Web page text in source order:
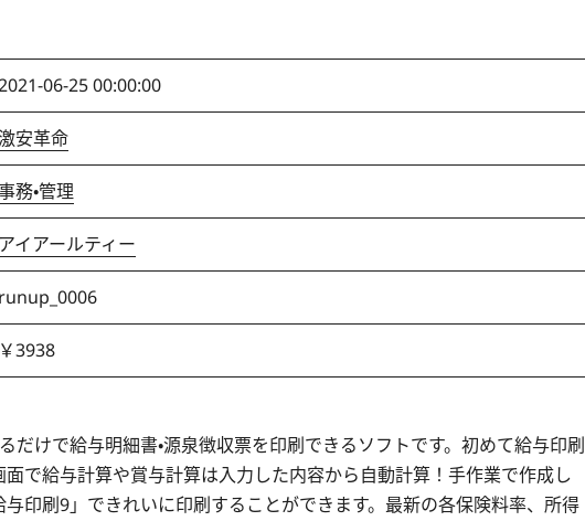
06-25 00:00:00
安革命
務・管理
アイアールティー
runup_0006
￥3938
だけで給与明細書・源泉徴収票を印刷できるソフトです。初めて給与印刷
で給与計算や賞与計算は入力した内容から自動計算！手作業で作成し
印刷9」できれいに印刷することができます。最新の各保険料率、所得